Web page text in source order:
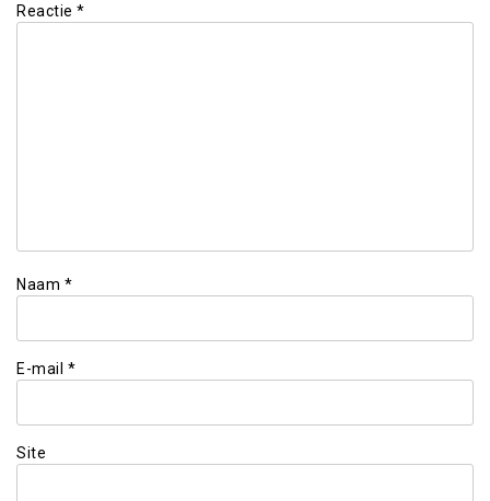
Reactie *
Naam *
E-mail *
Site